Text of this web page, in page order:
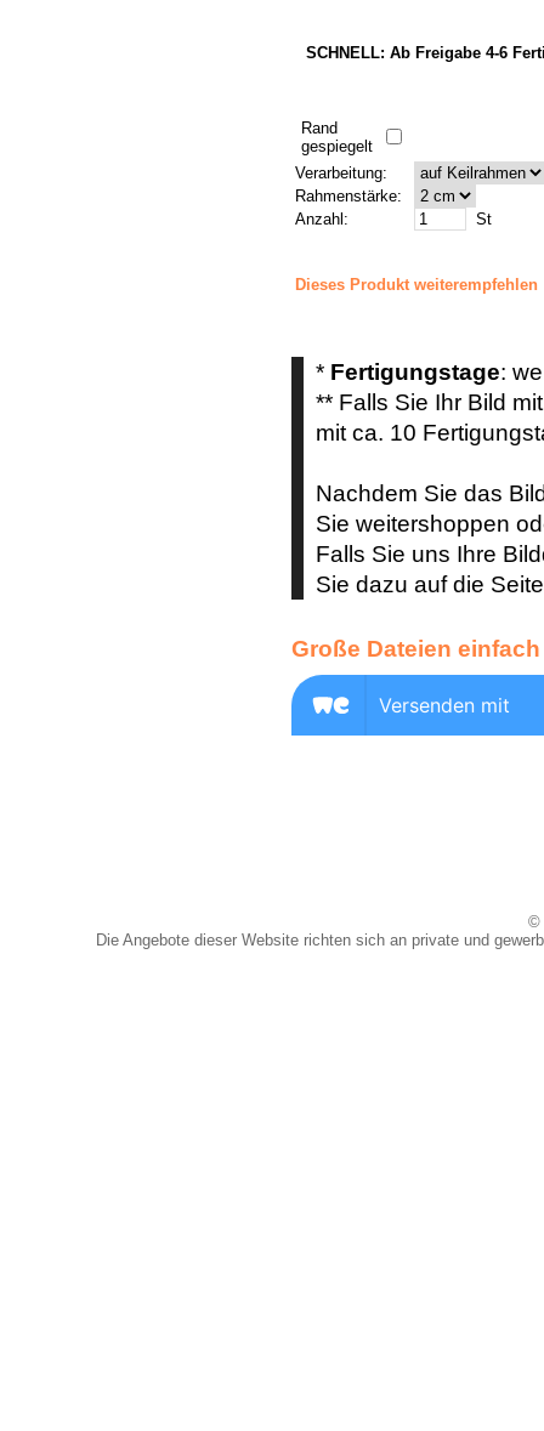
SCHNELL: Ab Freigabe 4-6
Rand
gespiegelt
Verarbeitung:
Rahmenstärke:
Anzahl:
St
Dieses Produkt weiterempfehlen
* Fertigungstage:
** Falls Sie Ihr Bild
mit ca. 10
Nachdem Sie das
Sie weitershoppen
Falls Sie uns Ihre
Sie dazu auf die
Große Dateien
©
Die Angebote dieser Website richten sich an private und